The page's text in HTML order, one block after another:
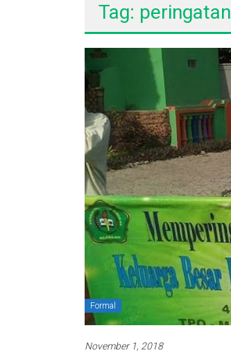
Tag: peringatan
Formal
November 1, 2018